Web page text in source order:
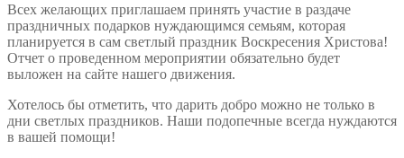
Всех желающих приглашаем принять участие в раздаче
праздничных подарков нуждающимся семьям, которая
планируется в сам светлый праздник Воскресения Христова!
Отчет о проведенном мероприятии обязательно будет
выложен на сайте нашего движения.
Хотелось бы отметить, что дарить добро можно не только в
дни светлых праздников. Наши подопечные всегда нуждаются
в вашей помощи!